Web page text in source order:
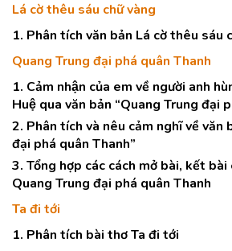
Lá cờ thêu sáu chữ vàng
1. Phân tích văn bản Lá cờ thêu sáu
Quang Trung đại phá quân Thanh
1. Cảm nhận của em về người anh
Huệ qua văn bản “Quang Trung đại
2. Phân tích và nêu cảm nghĩ về văn
đại phá quân Thanh”
3. Tổng hợp các cách mở bài, kết
Quang Trung đại phá quân Thanh
Ta đi tới
1. Phân tích bài thơ Ta đi tới